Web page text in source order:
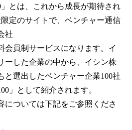
」とは、これから成長が期待され
定のサイトで、ベンチャー通信
社
会員制サービスになります。イ
ーした企業の中から、イシン株
と選出したベンチャー企業100社
」として紹介されます。
については下記をご参照くださ